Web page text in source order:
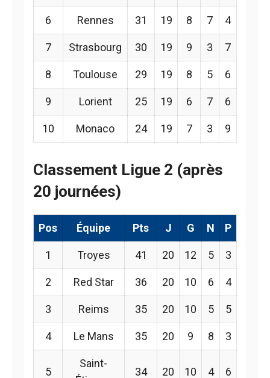
6 Rennes 31 19 8 7 4
7 Strasbourg 30 19 9 3 7
8 Toulouse 29 19 8 5 6
9 Lorient 25 19 6 7 6
10 Monaco 24 19 7 3 9
Classement Ligue 2 (après
20 journées)
Pos Équipe Pts J G N P
1 Troyes 41 20 12 5 3
2 Red Star 36 20 10 6 4
3 Reims 35 20 10 5 5
4 Le Mans 35 20 9 8 3
5
Saint-
34 20 10 4 6